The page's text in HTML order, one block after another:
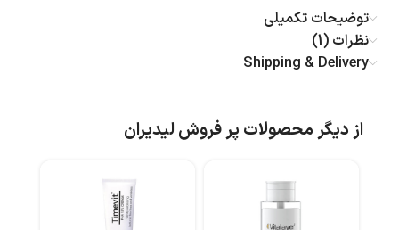
توضیحات تکمیلی
نظرات (1)
Shipping & Delivery
از دیگر محصولات پر فروش لیدیران